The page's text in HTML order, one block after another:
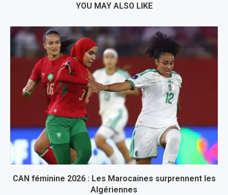
YOU MAY ALSO LIKE
CAN féminine 2026 : Les Marocaines surprennent les
Algériennes